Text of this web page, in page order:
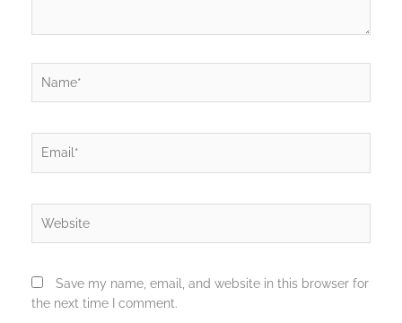
Save my name, email, and website in this browser for
the next time I comment.